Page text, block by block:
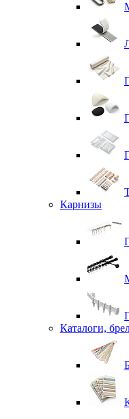
Карнизы
Каталоги,